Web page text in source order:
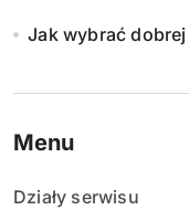
Jak wybrać
Menu
Działy serwisu